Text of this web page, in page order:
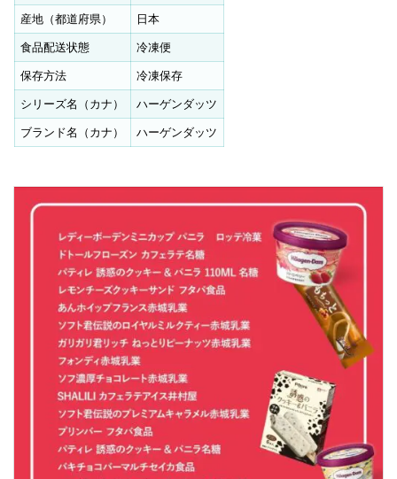
産地（都道府県） 日本
食品配送状態 冷凍便
保存方法 冷凍保存
シリーズ名（カナ） ハーゲンダッツ
ブランド名（カナ） ハーゲンダッツ